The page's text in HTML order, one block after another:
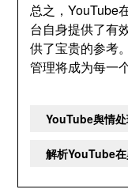
总之，YouTube
台自身提供了有
供了宝贵的参考
管理将成为每一
YouTube舆情
解析YouTube